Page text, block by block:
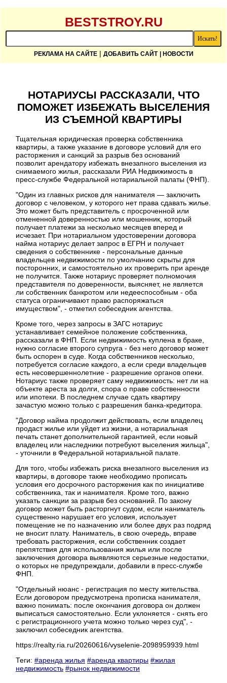
BESTSTROY.RU
РЕКЛАМА НА САЙТЕ| ДОБАВИТЬ САЙТ | НОВОСТИ
НОТАРИУСЫ РАССКАЗАЛИ, ЧТО
ПОМОЖЕТ ИЗБЕЖАТЬ ВЫСЕЛЕНИЯ
ИЗ СЪЕМНОЙ КВАРТИРЫ
Тщательная юридическая проверка собственника
квартиры, а также указание в договоре условий для его
расторжения и санкций за разрыв без оснований
позволит арендатору избежать внезапного выселения из
снимаемого жилья, рассказали РИА Недвижимость в
пресс-службе Федеральной нотариальной палаты (ФНП).
"Один из главных рисков для нанимателя — заключить
договор с человеком, у которого нет права сдавать жилье.
Это может быть представитель с просроченной или
отмененной доверенностью или мошенник, который
получает платежи за несколько месяцев вперед и
исчезает. При нотариальном удостоверении договора
найма нотариус делает запрос в ЕГРН и получает
сведения о собственнике - персональные данные
владельцев недвижимости по умолчанию скрыты для
посторонних, и самостоятельно их проверить при аренде
не получится. Также нотариус проверяет полномочия
представителя по доверенности, выясняет, не является
ли собственник банкротом или недееспособным - оба
статуса ограничивают право распоряжаться
имуществом", - отметил собеседник агентства.
Кроме того, через запросы в ЗАГС нотариус
устанавливает семейное положение собственника,
рассказали в ФНП. Если недвижимость куплена в браке,
нужно согласие второго супруга - без него договор может
быть оспорен в суде. Когда собственников несколько,
потребуется согласие каждого, а если среди владельцев
есть несовершеннолетние - разрешение органов опеки.
Нотариус также проверяет саму недвижимость: нет ли на
объекте ареста за долги, спора о праве собственности
или ипотеки. В последнем случае сдать квартиру
зачастую можно только с разрешения банка-кредитора.
"Договор найма продолжит действовать, если владелец
продаст жилье или уйдет из жизни, а нотариальная
печать станет дополнительной гарантией, если новый
владелец или наследники потребуют выселения жильца",
- уточнили в Федеральной нотариальной палате.
Для того, чтобы избежать риска внезапного выселения из
квартиры, в договоре также необходимо прописать
условия его досрочного расторжения как по инициативе
собственника, так и нанимателя. Кроме того, важно
указать санкции за разрыв без оснований. По закону
договор может быть расторгнут судом, если наниматель
существенно нарушает его условия, использует
помещение не по назначению или более двух раз подряд
не вносит плату. Наниматель, в свою очередь, вправе
требовать расторжения, если собственник создает
препятствия для использования жилья или после
заключения договора выявляются серьезные недостатки,
о которых не предупреждали, добавили в пресс-службе
ФНП.
"Отдельный нюанс - регистрация по месту жительства.
Если договором предусмотрена прописка нанимателя,
важно понимать: после окончания договора он должен
выписаться самостоятельно. Если уклоняется - снять его
с регистрационного учета можно только через суд", -
заключил собеседник агентства.
https://realty.ria.ru/20260616/vyselenie-2098959939.html
Теги: #аренда жилья #аренда квартиры #жилая
недвижимость #рынок недвижимости